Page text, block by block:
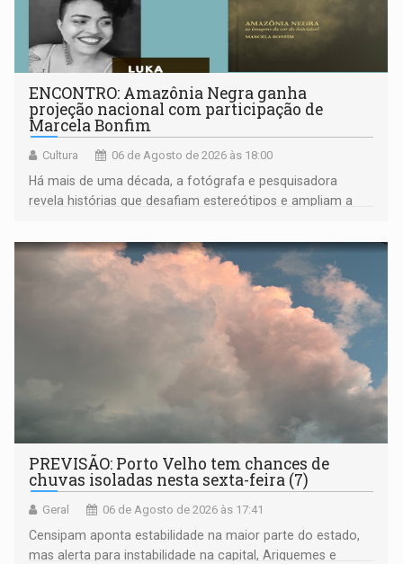
ENCONTRO: Amazônia Negra ganha
projeção nacional com participação de
Marcela Bonfim
Cultura 06 de Agosto de 2026 às 18:00
Há mais de uma década, a fotógrafa e pesquisadora
revela histórias que desafiam estereótipos e ampliam a
negras
PREVISÃO: Porto Velho tem chances de
chuvas isoladas nesta sexta-feira (7)
Geral 06 de Agosto de 2026 às 17:41
Censipam aponta estabilidade na maior parte do estado,
mas alerta para instabilidade na capital, Ariquemes e